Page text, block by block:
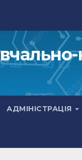
АДМІНІСТРАЦІЯ